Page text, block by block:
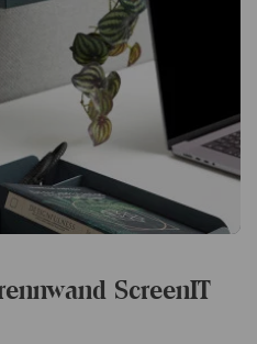
stabile und funktionale
Stellwände Soneo und
Beinset inklusive
von zwei Wänden. Zur
Passend für die Wände
ScreenIT